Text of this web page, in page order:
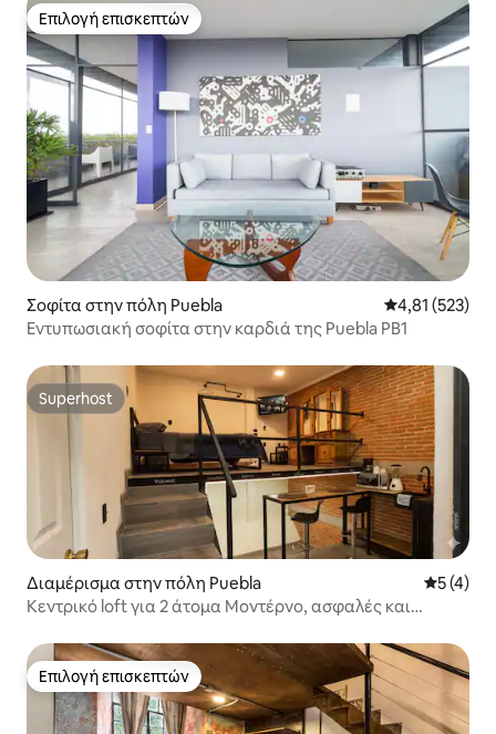
Επιλογή επισκεπτών
Επιλογή επισκεπτών
Σοφίτα στην πόλη Puebla Μέση
4,81 (523)
Εντυπωσιακή σοφίτα στην καρδιά της Puebla PB1
Superhost
Superhost
Διαμέρισμα στην πόλη Puebla Μέση
5 (4)
Κεντρικό loft για 2 άτομα Μοντέρνο, ασφαλές και
Επιλογή επισκεπτών
Επιλογή επισκεπτών